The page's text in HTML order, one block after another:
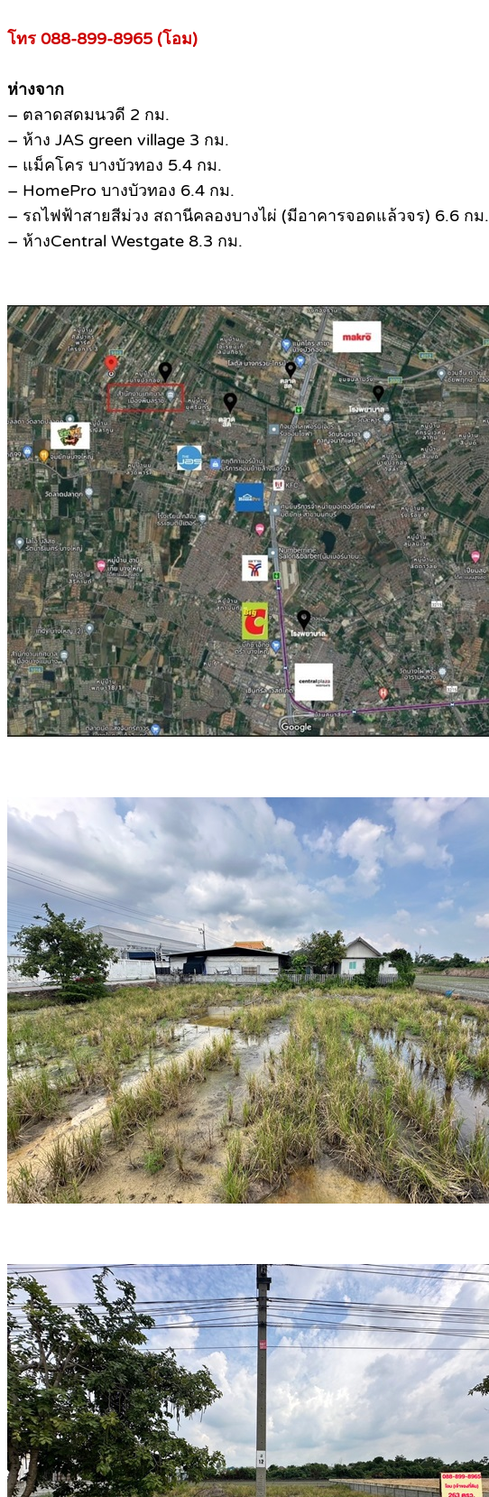
โทร 088-899-8965 (โอม)
ห่างจาก
– ตลาดสดมนวดี 2 กม.
– ห้าง JAS green village 3 กม.
– แม็คโคร บางบัวทอง 5.4 กม.
– HomePro บางบัวทอง 6.4 กม.
– รถไฟฟ้าสายสีม่วง สถานีคลองบางไผ่ (มีอาคารจอดแล้วจร) 6.6 กม.
– ห้างCentral Westgate 8.3 กม.